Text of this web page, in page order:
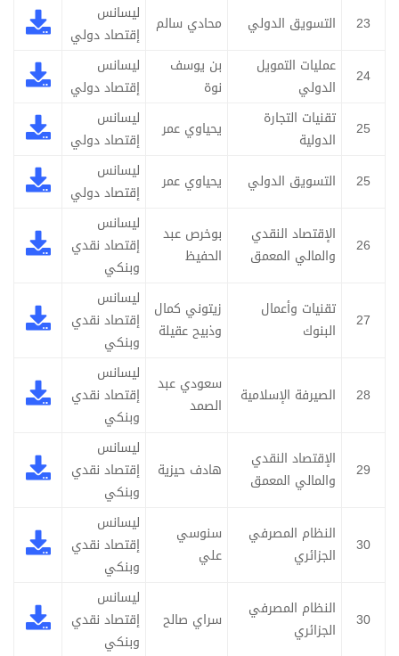
23
التسويق الدولي محادي سالم
ليسانس
إقتصاد دولي
24
عمليات التمويل
الدولي
بن يوسف
نوة
ليسانس
إقتصاد دولي
25
تقنيات التجارة
الدولية
يحياوي عمر
ليسانس
إقتصاد دولي
25
التسويق الدولي يحياوي عمر
ليسانس
إقتصاد دولي
26
الإقتصاد النقدي
والمالي المعمق
بوخرص عبد
الحفيظ
ليسانس
إقتصاد نقدي
وبنكي
27
تقنيات وأعمال
البنوك
زيتوني كمال
وذبيح عقيلة
ليسانس
إقتصاد نقدي
وبنكي
28 الصيرفة الإسلامية
سعودي عبد
الصمد
ليسانس
إقتصاد نقدي
وبنكي
29
الإقتصاد النقدي
والمالي المعمق
هادف حيزية
ليسانس
إقتصاد نقدي
وبنكي
30
النظام المصرفي
الجزائري
سنوسي
علي
ليسانس
إقتصاد نقدي
وبنكي
30
النظام المصرفي
الجزائري
سراي صالح
ليسانس
إقتصاد نقدي
وبنكي